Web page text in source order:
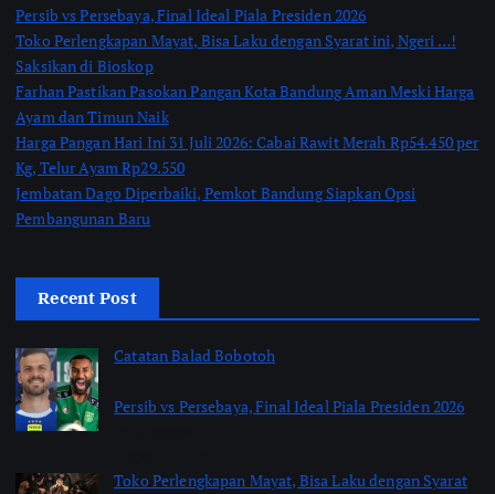
Persib vs Persebaya, Final Ideal Piala Presiden 2026
Toko Perlengkapan Mayat, Bisa Laku dengan Syarat ini, Ngeri …!
Saksikan di Bioskop
Farhan Pastikan Pasokan Pangan Kota Bandung Aman Meski Harga
Ayam dan Timun Naik
Harga Pangan Hari Ini 31 Juli 2026: Cabai Rawit Merah Rp54.450 per
Kg, Telur Ayam Rp29.550
Jembatan Dago Diperbaiki, Pemkot Bandung Siapkan Opsi
Pembangunan Baru
Recent Post
Catatan Balad Bobotoh
Persib vs Persebaya, Final Ideal Piala Presiden 2026
Toko Perlengkapan Mayat, Bisa Laku dengan Syarat